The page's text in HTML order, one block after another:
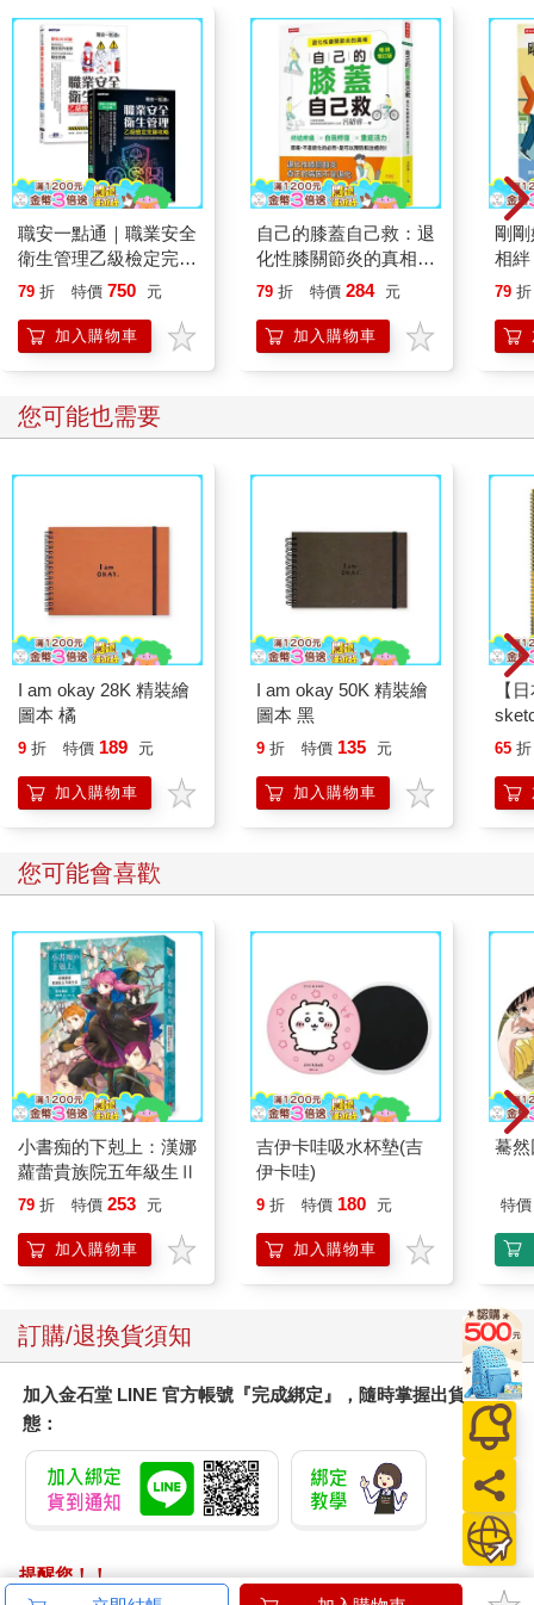
職安一點通｜職業安全
衛生管理乙級檢定完勝
攻略｜2026版(套書)
79 折 特價 750 元
加入購物車
自己的膝蓋自己救：退
化性膝關節炎的真相
【暢銷增訂版】
79 折 特價 284 元
加入購物車
剛
相
要
79 折
您可能也需要
I am okay 28K 精裝繪
圖本 橘
9 折 特價 189 元
加入購物車
I am okay 50K 精裝繪
圖本 黑
9 折 特價 135 元
加入購物車
【
本
65 折
您可能會喜歡
小書痴的下剋上：漢娜
蘿蕾貴族院五年級生Ⅱ
79 折 特價 253 元
加入購物車
吉伊卡哇吸水杯墊(吉
伊卡哇)
9 折 特價 180 元
加入購物車
驀
特價
訂購/退換貨須知
加入金石堂 LINE 官方帳號『完成綁定』，隨時掌握出貨動
態：
提醒您！！